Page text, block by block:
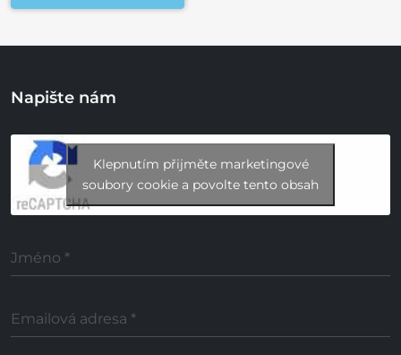
Napište nám
Klepnutím přijměte marketingové
soubory cookie a povolte tento obsah
Jméno *
Emailová adresa *